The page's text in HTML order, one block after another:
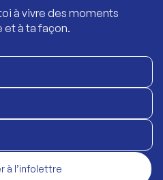
à vivre des moments
et à ta façon.
à l’infolettre